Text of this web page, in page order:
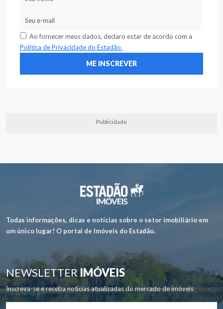
Ao fornecer meus dados, declaro estar de acordo com a
Política de Privacidade do Estadão.
Publicidade
Todas informações, dicas e notícias sobre o setor imobiliário em
um único lugar! O portal de Imóveis do Estadão.
NEWSLETTERIMÓVEIS
Inscreva-se e receba notícias atualizadas do mercado de imóveis